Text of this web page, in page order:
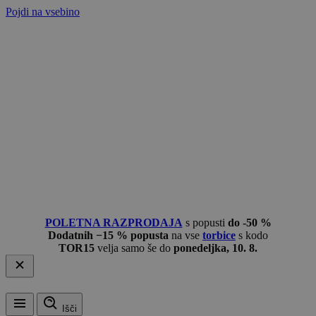
Pojdi na vsebino
POLETNA RAZPRODAJA s popusti do -50 %
Dodatnih −15 % popusta na vse torbice s kodo
TOR15 velja samo še do ponedeljka, 10. 8.
Išči